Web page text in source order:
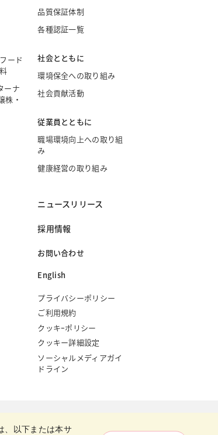
ード
ーナ
株・
品質保証体制
各種認証一覧
社会とともに
環境保全への取り組み
社会貢献活動
従業員とともに
職場環境向上への取り組
み
健康経営の取り組み
ニュースリリース
採用情報
お問い合わせ
English
プライバシーポリシー
ご利用規約
クッキｰポリシー
クッキー詳細設定
ソーシャルメディアガイ
ドライン
、以下または本サ